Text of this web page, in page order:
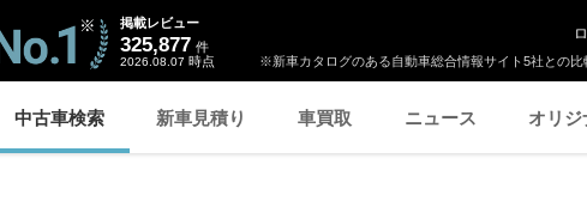
※新車カタログのある自動車総合情報サイト5社との比
掲載レビュー
325,877 件
2026.08.07 時点
中古車検索 新車見積り 車買取 ニュース オリ